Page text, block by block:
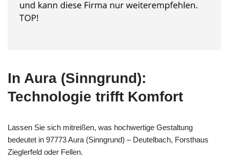
In Aura (Sinngrund):
Technologie trifft Komfort
Lassen Sie sich mitreißen, was hochwertige Gestaltung
bedeutet in 97773 Aura (Sinngrund) – Deutelbach, Forsthaus
Zieglerfeld oder Fellen.